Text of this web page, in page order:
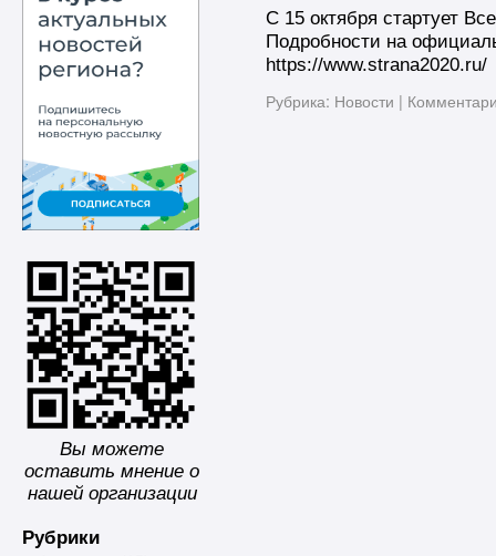
Вы можете
оставить мнение о
нашей организации
Рубрики
С 15 октября стартует
Подробности на
https://www.strana2020.ru/
Рубрика: Новости |